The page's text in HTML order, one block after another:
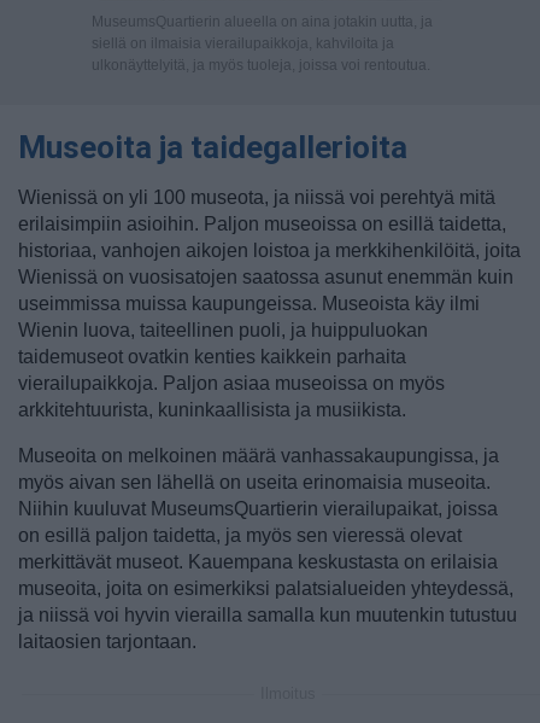
MuseumsQuartierin alueella on aina jotakin uutta, ja
siellä on ilmaisia vierailupaikkoja, kahviloita ja
ulkonäyttelyitä, ja myös tuoleja, joissa voi rentoutua.
Museoita ja taidegallerioita
Wienissä on yli 100 museota, ja niissä voi perehtyä mitä
erilaisimpiin asioihin. Paljon museoissa on esillä taidetta,
historiaa, vanhojen aikojen loistoa ja merkkihenkilöitä, joita
Wienissä on vuosisatojen saatossa asunut enemmän kuin
useimmissa muissa kaupungeissa. Museoista käy ilmi
Wienin luova, taiteellinen puoli, ja huippuluokan
taidemuseot ovatkin kenties kaikkein parhaita
vierailupaikkoja. Paljon asiaa museoissa on myös
arkkitehtuurista, kuninkaallisista ja musiikista.
Museoita on melkoinen määrä vanhassakaupungissa, ja
myös aivan sen lähellä on useita erinomaisia museoita.
Niihin kuuluvat MuseumsQuartierin vierailupaikat, joissa
on esillä paljon taidetta, ja myös sen vieressä olevat
merkittävät museot. Kauempana keskustasta on erilaisia
museoita, joita on esimerkiksi palatsialueiden yhteydessä,
ja niissä voi hyvin vierailla samalla kun muutenkin tutustuu
laitaosien tarjontaan.